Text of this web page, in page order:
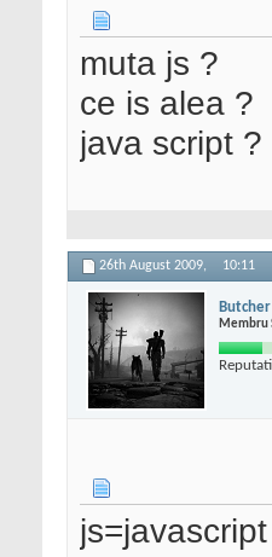
muta js ?
ce is alea ?
java script
26th August 2009, 10:11
Butcher
Membru
js=javascript